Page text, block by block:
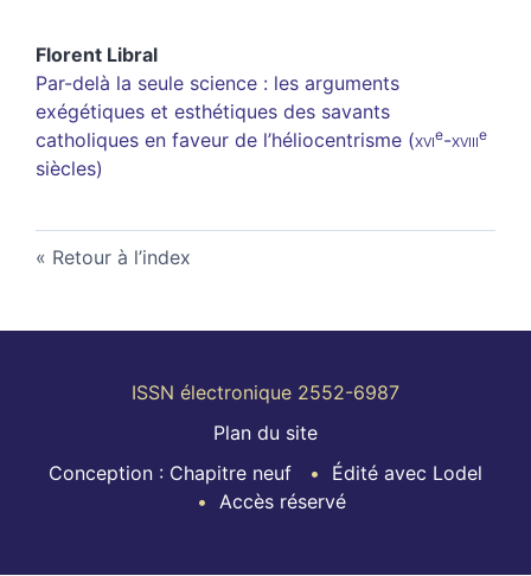
Florent Libral
Par-delà la seule science : les arguments
exégétiques et esthétiques des savants
catholiques en faveur de l’héliocentrisme (xvie-xviiie
siècles)
Retour à l’index
ISSN électronique 2552-6987
Plan du site
Conception : Chapitre neuf
Édité avec Lodel
Accès réservé